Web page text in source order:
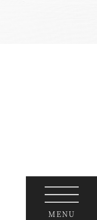
MENU
て